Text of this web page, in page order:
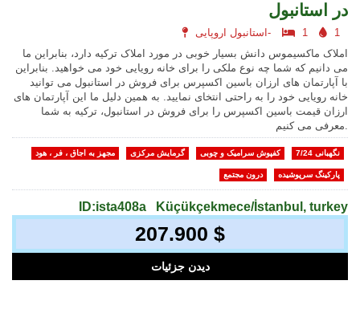
در استانبول
استانبول اروپایی- 1
1
املاک ماکسیموس دانش بسیار خوبی در مورد املاک ترکیه دارد، بنابراین ما
می دانیم که شما چه نوع ملکی را برای خانه رویایی خود می خواهید. بنابراین
با آپارتمان های ارزان باسین اکسپرس برای فروش در استانبول می توانید
خانه رویایی خود را به راحتی انتخای نمایید. به همین دلیل ما این آپارتمان های
ارزان قیمت باسین اکسپرس را برای فروش در استانبول، ترکیه به شما
معرفی می کنیم.
مجهز به اجاق ، فر ، هود گرمایش مرکزی کفپوش سرامیک و چوبی نگهبانی 7/24
درون مجتمع پارکینگ سرپوشیده
ID:ista408a Küçükçekmece/İstanbul, turkey
207.900 $
دیدن جزئیات